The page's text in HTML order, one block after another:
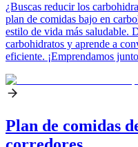
¿Buscas reducir los
plan de comidas bajo en
estilo de vida más saludable.
carbohidratos y aprende a
eficiente. ¡Emprendamos
Plan de comidas